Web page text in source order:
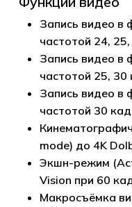
Запись видео в
частотой 24,
Запись видео в
частотой 25, 30
Запись видео в
частотой 30
mode) до 4K
Экшн-режим
Vision при 60
Макросъёмка